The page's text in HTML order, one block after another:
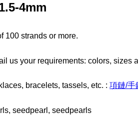
4mm
100 strands or more.
us your requirements: colors, sizes
bracelets, tassels, etc. : 項鏈/手
seedpearl, seedpearls